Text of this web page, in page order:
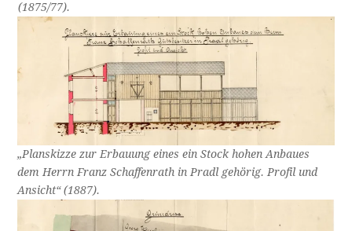
(1875/77).
„Planskizze zur Erbauung eines ein Stock hohen Anbaues
dem Herrn Franz Schaffenrath in Pradl gehörig. Profil und
Ansicht“ (1887).